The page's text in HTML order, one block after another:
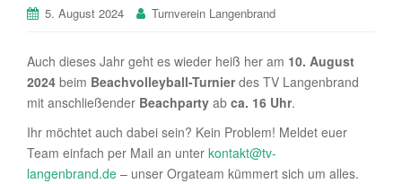
5. August 2024 Turnverein Langenbrand
Auch dieses Jahr geht es wieder heiß her am 10. August
2024 beim Beachvolleyball-Turnierdes TV Langenbrand
mit anschließender Beachparty ab ca. 16 Uhr.
Ihr möchtet auch dabei sein? Kein Problem! Meldet euer
Team einfach per Mail an unter kontakt@tv-
langenbrand.de – unser Orgateam kümmert sich um alles.